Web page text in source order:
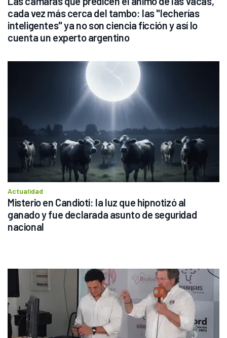
cada vez más cerca del tambo: las "lecherías
inteligentes" ya no son ciencia ficción y así lo
cuenta un experto argentino
Actualidad
Misterio en Candioti: la luz que hipnotizó al
ganado y fue declarada asunto de seguridad
nacional